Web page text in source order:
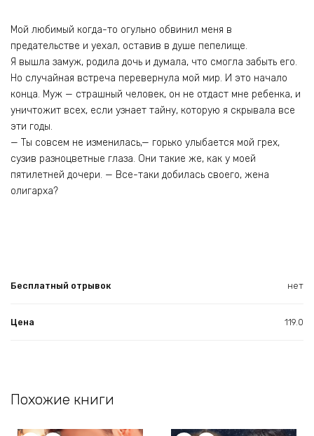
Мой любимый когда-то огульно обвинил меня в
предательстве и уехал, оставив в душе пепелище.
Я вышла замуж, родила дочь и думала, что смогла забыть его.
Но случайная встреча перевернула мой мир. И это начало
конца. Муж — страшный человек, он не отдаст мне ребенка, и
уничтожит всех, если узнает тайну, которую я скрывала все
эти годы.
— Ты совсем не изменилась,— горько улыбается мой грех,
сузив разноцветные глаза. Они такие же, как у моей
пятилетней дочери. — Все-таки добилась своего, жена
олигарха?
Бесплатный отрывок нет
Цена 119.0
Похожие книги